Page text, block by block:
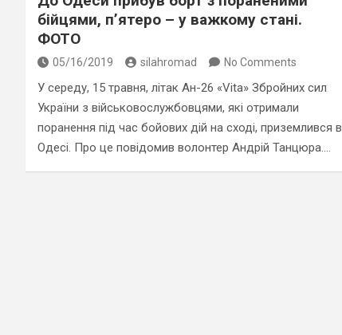
бійцями, п’ятеро – у важкому стані.
ФОТО
05/16/2019 silahromad No Comments
У середу, 15 травня, літак Ан-26 «Vita» Збройних сил
України з військовослужбовцями, які отримали
поранення під час бойових дій на сході, приземлився в
Одесі. Про це повідомив волонтер Андрій Танцюра.…